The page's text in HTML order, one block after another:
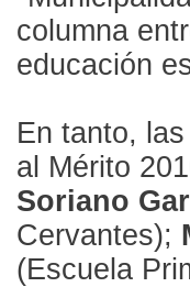
columna
educación
En tanto,
al Mérito
Soriano
Cervantes);
(Escuela